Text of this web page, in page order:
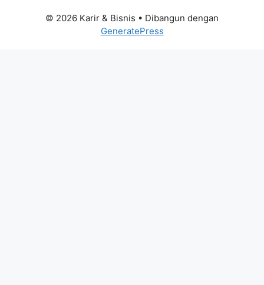
© 2026 Karir & Bisnis • Dibangun dengan
GeneratePress